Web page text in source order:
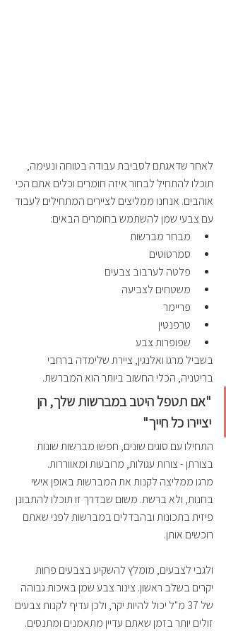
לאחר שדאגתם לסביבת עבודה בטוחה ונעימה,
תוכלו להתחיל לבחור איזה חומרים וכלים אתם הכי
אוהבים. אנחנו ממליצים לציירים המתחילים לעבוד
עם צבעי שמן להשתמש בחומרים הבאים:
מבחר מברשות
סמרטוטים
פלטה לערבוב צבעים
משטחים לצביעה
פריימר
טרפנטין
שפופרות צבע
בשביל מרגו ואלנגין, ציירת שלימדה ברחבי
בריטניה, הכלי החשוב ביותר הוא המברשת.
"אם תטפל היטב במברשות שלך, הן
יציירו כל חייך"
התחילו עם סוגים שונים, חפשו מברשות שונות
בצורתן - צורות עגולות, מרובעות ומאווררות.
מרגו ממליצה לקנות את המברשות באופן אישי
בחנות, ולא ברשת. משום שבדרך זו תוכלו להתבונן
פיזית בתכונות ובהבדלים במברשות לפני שאתם
רוכשים אותן.
ולגבי לצבעים, מומלץ להשקיע בצבעים פחות
יקרים בשלב ראשון. צינור צבע שמן באיכות גבוהה
של 37 מ"ל יכול להיות יקר, ולכן עדיף לקנות צבעים
זולים יותר בזמן שאתם עדיין מתאמנים ומתנסים.